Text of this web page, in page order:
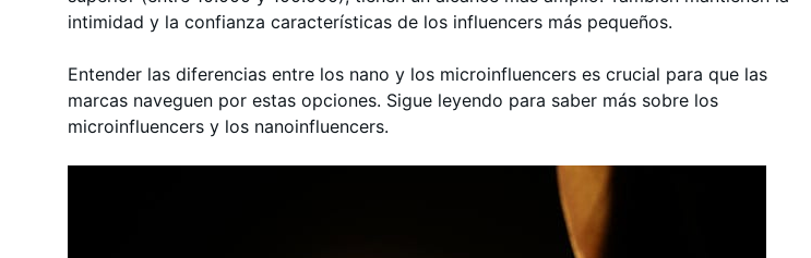
intimidad y la confianza características de los influencers más pequeños.
Entender las diferencias entre los nano y los microinfluencers es crucial para que las
marcas naveguen por estas opciones. Sigue leyendo para saber más sobre los
microinfluencers y los nanoinfluencers.